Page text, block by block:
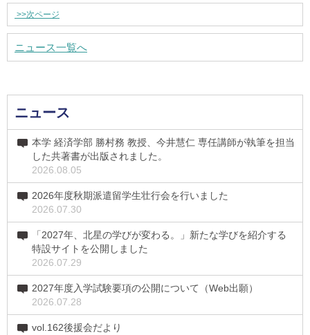
>>次ページ
ニュース一覧へ
ニュース
本学 経済学部 勝村務 教授、今井慧仁 専任講師が執筆を担当
した共著書が出版されました。
2026.08.05
2026年度秋期派遣留学生壮行会を行いました
2026.07.30
「2027年、北星の学びが変わる。」新たな学びを紹介する
特設サイトを公開しました
2026.07.29
2027年度入学試験要項の公開について（Web出願）
2026.07.28
vol.162後援会だより